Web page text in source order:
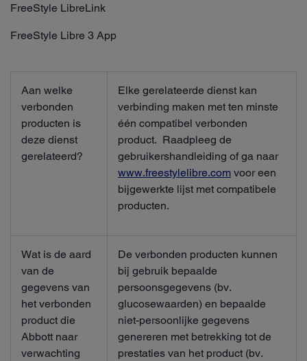
FreeStyle LibreLink
FreeStyle Libre 3 App
Aan welke
verbonden
producten is
deze dienst
gerelateerd?
Elke gerelateerde dienst kan
verbinding maken met ten minste
één compatibel verbonden
product. Raadpleeg de
gebruikershandleiding of ga naar
www.freestylelibre.com voor een
bijgewerkte lijst met compatibele
producten.
Wat is de aard
van de
gegevens van
het verbonden
product die
Abbott naar
verwachting
De verbonden producten kunnen
bij gebruik bepaalde
persoonsgegevens (bv.
glucosewaarden) en bepaalde
niet-persoonlijke gegevens
genereren met betrekking tot de
prestaties van het product (bv.